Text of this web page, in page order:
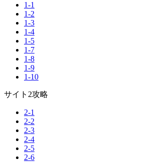
1-1
1-2
1-3
1-4
1-5
1-7
1-8
1-9
1-10
サイト2攻略
2-1
2-2
2-3
2-4
2-5
2-6